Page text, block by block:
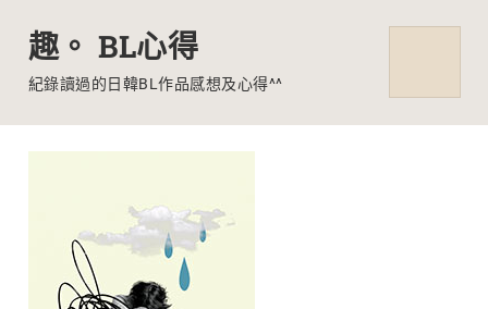
趣。 BL心得
紀錄讀過的日韓BL作品感想及心得^^